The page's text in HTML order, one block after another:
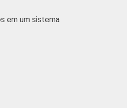
em um sistema